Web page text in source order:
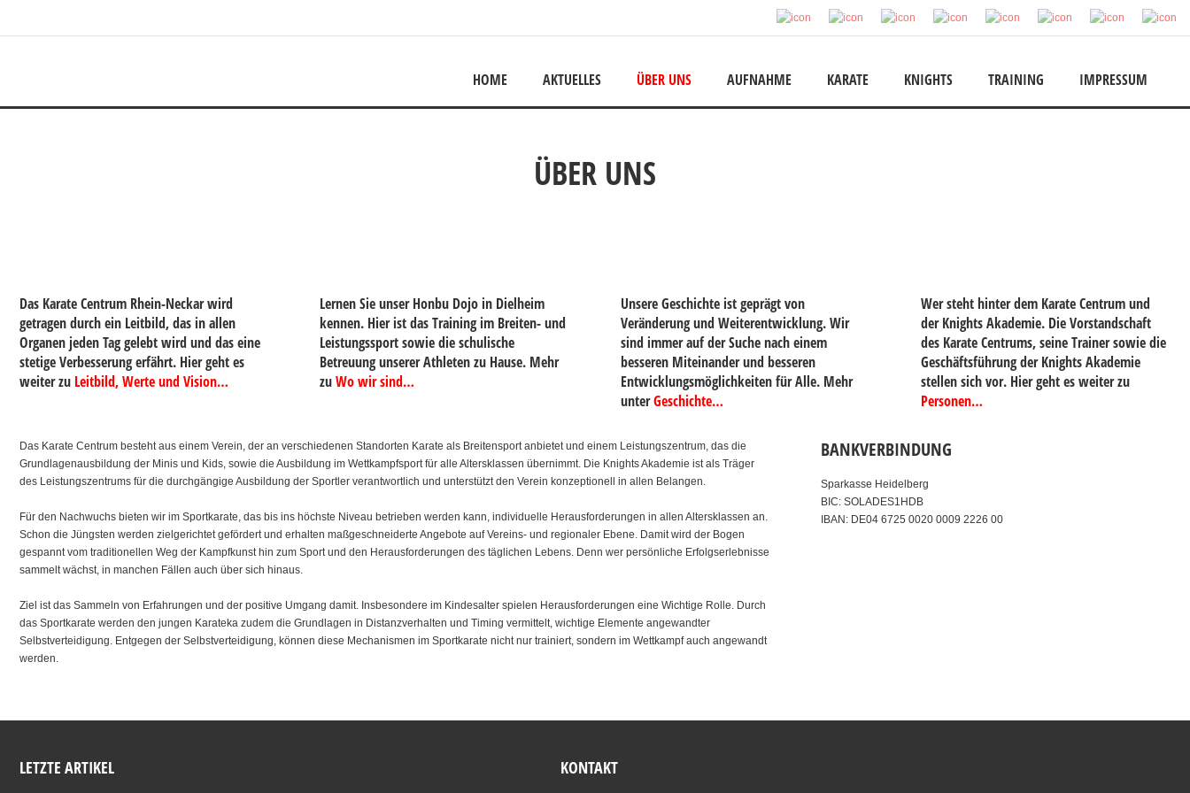
HOME AKTUELLES ÜBER UNS AUFNAHME KARATE KNIGHTS TRAINING IMPRESSUM
ÜBER UNS
Das Karate Centrum Rhein-Neckar wird
getragen durch ein Leitbild, das in allen
Organen jeden Tag gelebt wird und das eine
stetige Verbesserung erfährt. Hier geht es
weiter zu Leitbild, Werte und Vision…
Lernen Sie unser Honbu Dojo in Dielheim
kennen. Hier ist das Training im Breiten- und
Leistungssport sowie die schulische
Betreuung unserer Athleten zu Hause. Mehr
zuWo wir sind…
Unsere Geschichte ist geprägt von
Veränderung und Weiterentwicklung. Wir
sind immer auf der Suche nach einem
besseren Miteinander und besseren
Entwicklungsmöglichkeiten für Alle. Mehr
unterGeschichte…
Wer steht hinter dem Karate Centrum und
der Knights Akademie. Die Vorstandschaft
des Karate Centrums, seine Trainer sowie die
Geschäftsführung der Knights Akademie
stellen sich vor. Hier geht es weiter zu
Personen…
Das Karate Centrum besteht aus einem Verein, der an verschiedenen Standorten Karate als Breitensport anbietet und einem Leistungszentrum, das die
Grundlagenausbildung der Minis und Kids, sowie die Ausbildung im Wettkampfsport für alle Altersklassen übernimmt. Die Knights Akademie ist als Träger
des Leistungszentrums für die durchgängige Ausbildung der Sportler verantwortlich und unterstützt den Verein konzeptionell in allen Belangen.
Für den Nachwuchs bieten wir im Sportkarate, das bis ins höchste Niveau betrieben werden kann, individuelle Herausforderungen in allen Altersklassen an.
Schon die Jüngsten werden zielgerichtet gefördert und erhalten maßgeschneiderte Angebote auf Vereins- und regionaler Ebene. Damit wird der Bogen
gespannt vom traditionellen Weg der Kampfkunst hin zum Sport und den Herausforderungen des täglichen Lebens. Denn wer persönliche Erfolgserlebnisse
sammelt wächst, in manchen Fällen auch über sich hinaus.
Ziel ist das Sammeln von Erfahrungen und der positive Umgang damit. Insbesondere im Kindesalter spielen Herausforderungen eine Wichtige Rolle. Durch
das Sportkarate werden den jungen Karateka zudem die Grundlagen in Distanzverhalten und Timing vermittelt, wichtige Elemente angewandter
Selbstverteidigung. Entgegen der Selbstverteidigung, können diese Mechanismen im Sportkarate nicht nur trainiert, sondern im Wettkampf auch angewandt
werden.
BANKVERBINDUNG
Sparkasse Heidelberg
BIC: SOLADES1HDB
IBAN: DE04 6725 0020 0009 2226 00
LETZTE ARTIKEL KONTAKT